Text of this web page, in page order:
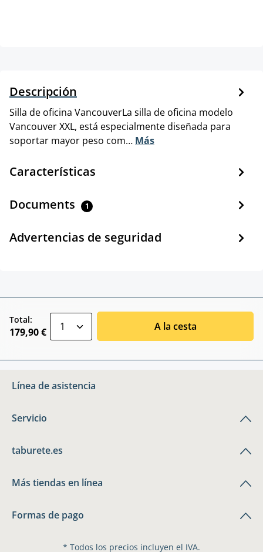
Descripción
Silla de oficina VancouverLa silla de oficina modelo
Vancouver XXL, está especialmente diseñada para
soportar mayor peso com… Más
Características
Documents 1
Advertencias de seguridad
Total:
179,90 € A la cesta
Línea de asistencia
Servicio
taburete.es
Más tiendas en línea
Formas de pago
* Todos los precios incluyen el IVA.